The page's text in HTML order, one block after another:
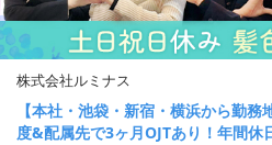
株式会社ルミナス
【本社・池袋・新宿・横浜から勤務
度&配属先で3ヶ月OJTあり！年間休